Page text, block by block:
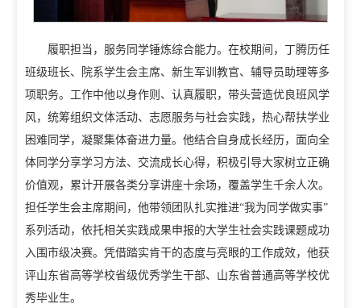
履职担当，服务同学锤炼综合能力。在校期间，丁腾历任
班级班长、院系学生会主席、新生军训教官、辅导员助理等多
项职务。工作中他以身作则、认真履职，带头营造优良班风学
风，统筹组织文体活动、志愿服务与社会实践，热心帮扶学业
困难同学，凝聚集体奋进力量。他结合自身成长经历，面向全
体同学分享学习方法、交流成长心得，积极引导大家树立正确
价值观，累计开展各类分享讲座十余场，覆盖学生千余人次。
担任学生会主席期间，他带领团队扎实推进“我为同学做实事”
系列活动，依托相关实践成果申报的大学生社会实践课题成功
入围市级决赛。凭借踏实肯干的态度与亮眼的工作成效，他获
评山东省高等学校省级优秀学生干部、山东省普通高等学校优
秀毕业生。